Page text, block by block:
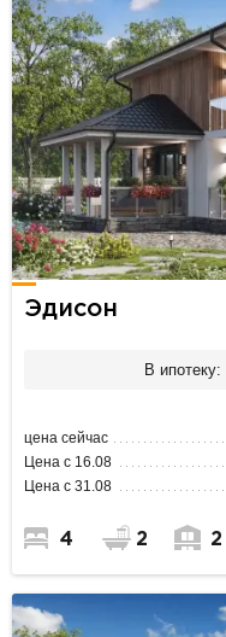
Эдисон
В ипотеку:
цена сейчас
Цена с 16.08
Цена с 31.08
4 2 2